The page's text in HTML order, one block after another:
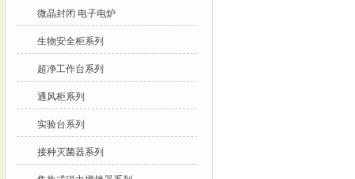
微晶封闭 电子电炉
生物安全柜系列
超净工作台系列
通风柜系列
实验台系列
接种灭菌器系列